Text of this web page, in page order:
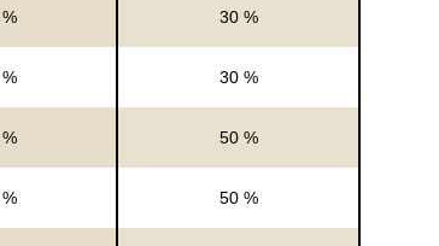
30 %
30 %
50 %
50 %